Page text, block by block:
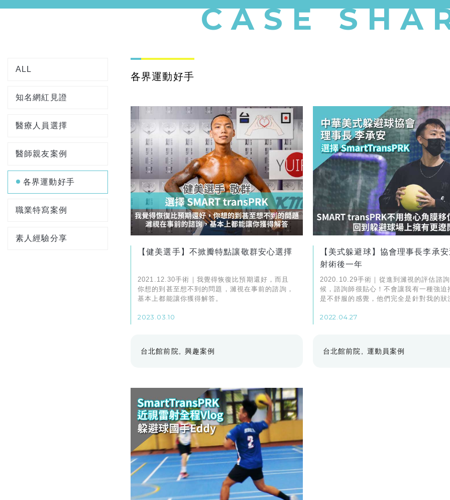
CASE
ALL
知名網紅見證
醫療人員選擇
醫師親友案例
各界運動好手
職業特寫案例
素人經驗分享
各界運動好手
【健美選手】不掀瓣特點讓敬群安心選擇
2021.12.30手術｜我覺得恢復比預期還好，而且
你想的到甚至想不到的問題，濰視在事前的諮詢，
基本上都能讓你獲得解答。
2023.03.10
台北館前院 興趣案例
【美式躲避球】協會理事長李承
射術後一年
2020.10.29手術｜從進到濰視的評估諮
候，諮詢師很貼心！不會讓我有一種強迫
是不舒服的感覺，他們完全是針對我的狀
2022.04.27
台北館前院 運動員案例